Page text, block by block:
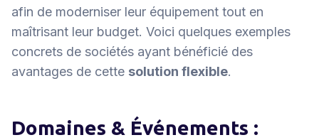
afin de moderniser leur équipement tout en
maîtrisant leur budget. Voici quelques exemples
concrets de sociétés ayant bénéficié des
avantages de cette solution flexible.
Domaines & Événements :